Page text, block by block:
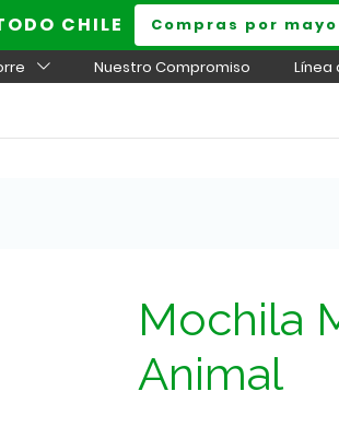
CHILE Compras por
Nuestro Compromiso Línea
Mochila
Animal